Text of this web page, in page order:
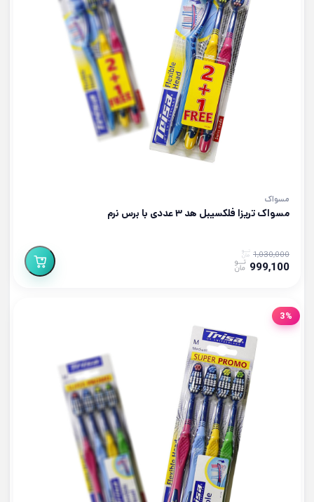
مسواک
مسواک تریزا فلکسیبل هد ۳ عددی با برس نرم
1,030,000
999,100
3%